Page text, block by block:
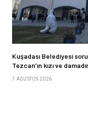
Kuşadası Belediyesi
Tezcan’ın kızı ve
7 AĞUSTOS 2026